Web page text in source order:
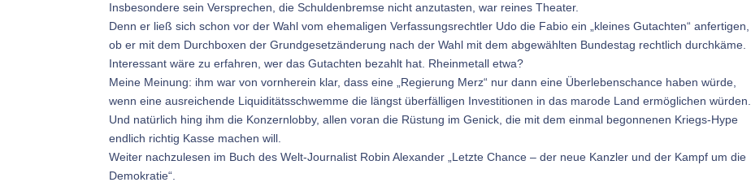
Insbesondere sein Versprechen, die Schuldenbremse nicht anzutasten, war reines Theater.
Denn er ließ sich schon vor der Wahl vom ehemaligen Verfassungsrechtler Udo die Fabio ein „kleines Gutachten“ anfertigen,
ob er mit dem Durchboxen der Grundgesetzänderung nach der Wahl mit dem abgewählten Bundestag rechtlich durchkäme.
Interessant wäre zu erfahren, wer das Gutachten bezahlt hat. Rheinmetall etwa?
Meine Meinung: ihm war von vornherein klar, dass eine „Regierung Merz“ nur dann eine Überlebenschance haben würde,
wenn eine ausreichende Liquiditätsschwemme die längst überfälligen Investitionen in das marode Land ermöglichen würden.
Und natürlich hing ihm die Konzernlobby, allen voran die Rüstung im Genick, die mit dem einmal begonnenen Kriegs-Hype
endlich richtig Kasse machen will.
Weiter nachzulesen im Buch des Welt-Journalist Robin Alexander „Letzte Chance – der neue Kanzler und der Kampf um die
Demokratie“.